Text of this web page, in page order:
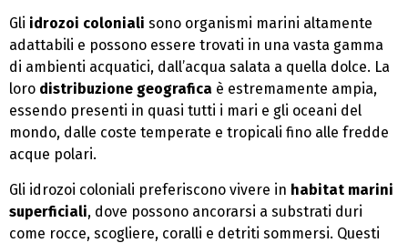
Gli idrozoi coloniali sono organismi marini altamente
adattabili e possono essere trovati in una vasta gamma
di ambienti acquatici, dall’acqua salata a quella dolce. La
loro distribuzione geografica è estremamente ampia,
essendo presenti in quasi tutti i mari e gli oceani del
mondo, dalle coste temperate e tropicali fino alle fredde
acque polari.
Gli idrozoi coloniali preferiscono vivere in habitat marini
superficiali, dove possono ancorarsi a substrati duri
come rocce, scogliere, coralli e detriti sommersi. Questi